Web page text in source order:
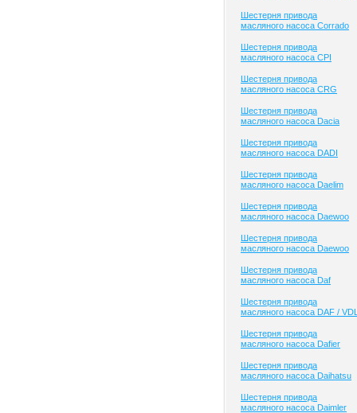
Шестерня привода
масляного насоса Corrado
Шестерня привода
масляного насоса CPI
Шестерня привода
масляного насоса CRG
Шестерня привода
масляного насоса Dacia
Шестерня привода
масляного насоса DADI
Шестерня привода
масляного насоса Daelim
Шестерня привода
масляного насоса Daewoo
Шестерня привода
масляного насоса Daewoo
Шестерня привода
масляного насоса Daf
Шестерня привода
масляного насоса DAF /
Шестерня привода
масляного насоса Dafier
Шестерня привода
масляного насоса Daihatsu
Шестерня привода
масляного насоса Daimler